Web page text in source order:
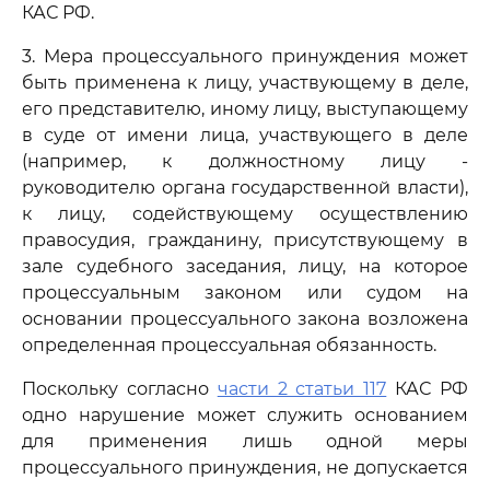
КАС РФ.
3. Мера процессуального принуждения может
быть применена к лицу, участвующему в деле,
его представителю, иному лицу, выступающему
в суде от имени лица, участвующего в деле
(например, к должностному лицу -
руководителю органа государственной власти),
к лицу, содействующему осуществлению
правосудия, гражданину, присутствующему в
зале судебного заседания, лицу, на которое
процессуальным законом или судом на
основании процессуального закона возложена
определенная процессуальная обязанность.
Поскольку согласно части 2 статьи 117 КАС РФ
одно нарушение может служить основанием
для применения лишь одной меры
процессуального принуждения, не допускается